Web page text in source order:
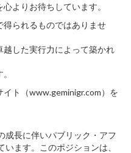
よりお待ちしています。
得られるものではありませ
した実行力によって築かれ
ト（www.geminigr.com）を
成長に伴いパブリック・アフ
ます。このポジションは、